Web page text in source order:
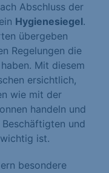
Abschluss der
Hygienesiegel.
übergeben
Regelungen die
Mit diesem
ersichtlich,
wie mit der
handeln und
und
ist.
besondere